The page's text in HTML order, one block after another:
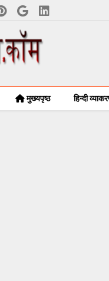
मुख्यपृष्ठ हिन्दी